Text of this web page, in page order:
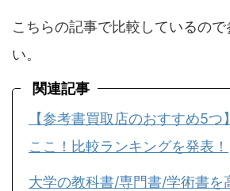
こちらの記事で比較しているので
い。
関連記事
【参考書買取店のおすすめ5つ
ここ！比較ランキングを発表！
大学の教科書/専門書/学術書を